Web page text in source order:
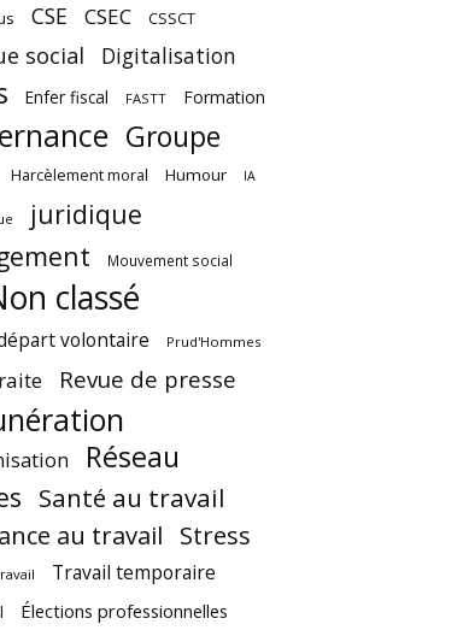
CSE CSEC CSSCT
social Digitalisation
Enfer fiscal FASTT Formation
Groupe
Harcèlement moral Humour IA
juridique
Mouvement social
classé
volontaire Prud'Hommes
Revue de presse
Réseau
Santé au travail
au travail Stress
Travail temporaire
Élections professionnelles